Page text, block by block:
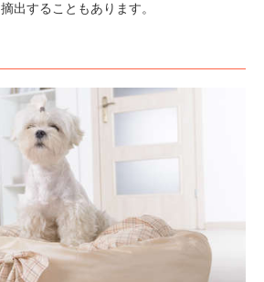
出することもあります。